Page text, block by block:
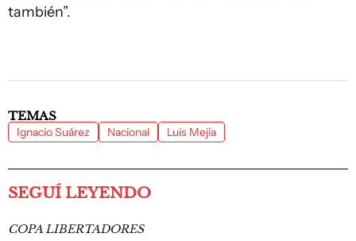
también”.
TEMAS
Ignacio Suárez Nacional Luis Mejía
SEGUÍ LEYENDO
COPA LIBERTADORES